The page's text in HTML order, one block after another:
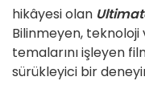
hikâyesi olan
Bilinmeyen,
temalarını işleyen
sürükleyici bir